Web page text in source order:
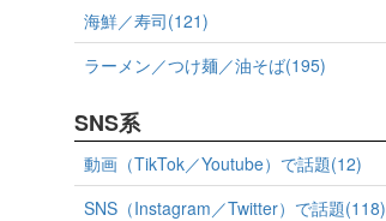
海鮮／寿司(121)
ラーメン／つけ麺／油そば(195)
SNS系
動画（TikTok／Youtube）で話題(12)
SNS（Instagram／Twitter）で話題(118)